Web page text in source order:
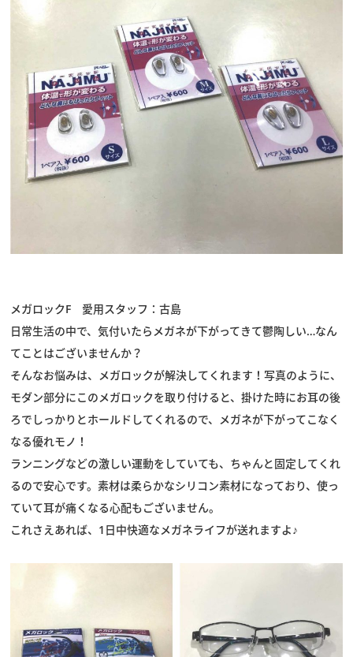
メガロックF 愛用スタッフ：古島
日常生活の中で、気付いたらメガネが下がってきて鬱陶しい…なん
てことはございませんか？
そんなお悩みは、メガロックが解決してくれます！写真のように、
モダン部分にこのメガロックを取り付けると、掛けた時にお耳の後
ろでしっかりとホールドしてくれるので、メガネが下がってこなく
なる優れモノ！
ランニングなどの激しい運動をしていても、ちゃんと固定してくれ
るので安心です。素材は柔らかなシリコン素材になっており、使っ
ていて耳が痛くなる心配もございません。
これさえあれば、1日中快適なメガネライフが送れますよ♪